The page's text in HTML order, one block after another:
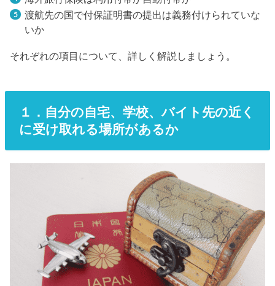
渡航先の国で付保証明書の提出は義務付けられていな
いか
それぞれの項目について、詳しく解説しましょう。
１．自分の自宅、学校、バイト先の近く
に受け取れる場所があるか